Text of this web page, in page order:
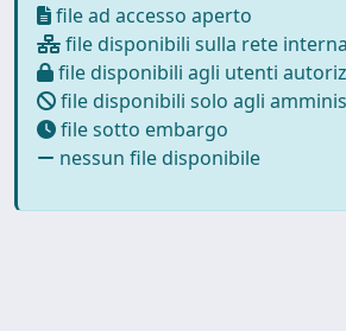
file ad accesso aperto
file disponibili sulla rete interna
file disponibili agli utenti
file disponibili solo agli
file sotto embargo
nessun file disponibile